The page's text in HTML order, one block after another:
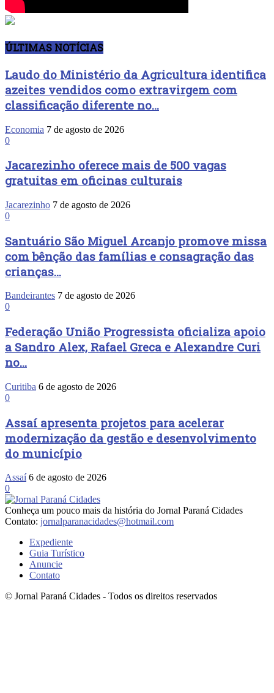
ÚLTIMAS NOTÍCIAS
Laudo do Ministério da Agricultura identifica
azeites vendidos como extravirgem com
classificação diferente no...
Economia 7 de agosto de 2026
0
Jacarezinho oferece mais de 500 vagas
gratuitas em oficinas culturais
Jacarezinho 7 de agosto de 2026
0
Santuário São Miguel Arcanjo promove missa
com bênção das famílias e consagração das
crianças...
Bandeirantes 7 de agosto de 2026
0
Federação União Progressista oficializa apoio
a Sandro Alex, Rafael Greca e Alexandre Curi
no...
Curitiba 6 de agosto de 2026
0
Assaí apresenta projetos para acelerar
modernização da gestão e desenvolvimento
do município
Assaí 6 de agosto de 2026
0
Conheça um pouco mais da história do Jornal Paraná Cidades
Contato: jornalparanacidades@hotmail.com
Expediente
Guia Turístico
Anuncie
Contato
© Jornal Paraná Cidades - Todos os direitos reservados